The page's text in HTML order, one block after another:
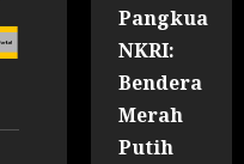
Pangkuan
NKRI:
Bendera
Merah
Putih